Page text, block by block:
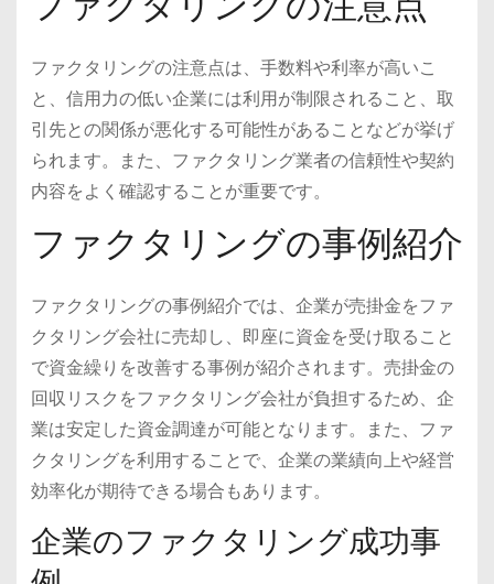
ファクタリングの注意点は、手数料や利率が高いこ
と、信用力の低い企業には利用が制限されること、取
引先との関係が悪化する可能性があることなどが挙げ
られます。また、ファクタリング業者の信頼性や契約
内容をよく確認することが重要です。
ファクタリングの事例紹介
ファクタリングの事例紹介では、企業が売掛金をファ
クタリング会社に売却し、即座に資金を受け取ること
で資金繰りを改善する事例が紹介されます。売掛金の
回収リスクをファクタリング会社が負担するため、企
業は安定した資金調達が可能となります。また、ファ
クタリングを利用することで、企業の業績向上や経営
効率化が期待できる場合もあります。
企業のファクタリング成功事